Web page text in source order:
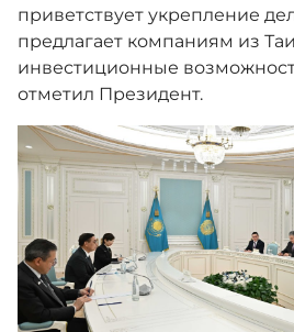
приветствует укрепление
предлагает компаниям из
инвестиционные
отметил Президент.